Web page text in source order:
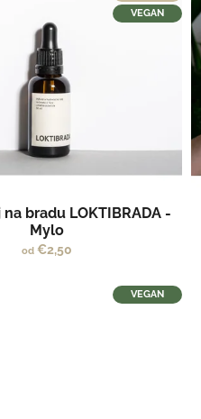
VEGAN
bradu LOKTIBRADA -
Mylo
od€2,50
VEGAN